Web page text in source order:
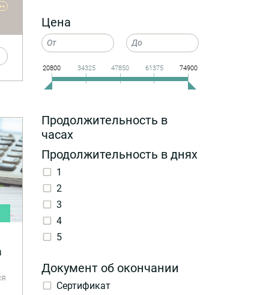
Цена
20800 34325 47850 61375 74900
Продолжительность в
часах
Продолжительность в днях
1
2
3
4
5
Документ об окончании
Сертификат